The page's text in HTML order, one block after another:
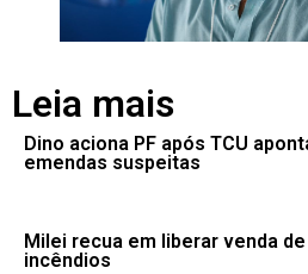
Leia mais
Dino aciona PF após TCU
emendas suspeitas
Milei recua em liberar venda
incêndios